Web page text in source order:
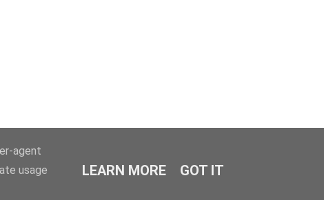
agent
usage
LEARN MORE GOT IT